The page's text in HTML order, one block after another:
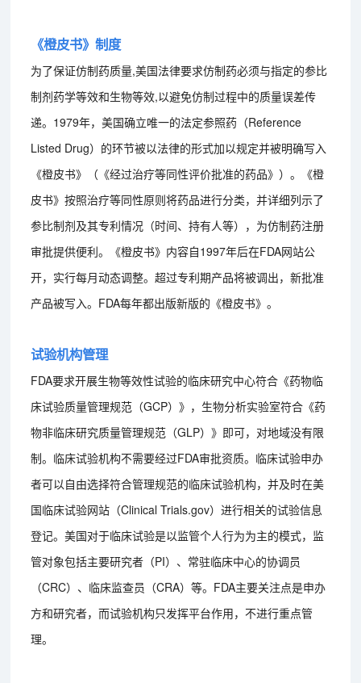
《橙皮书》制度
为了保证仿制药质量,美国法律要求仿制药必须与指定的参比
制剂药学等效和生物等效,以避免仿制过程中的质量误差传
递。1979年，美国确立唯一的法定参照药（Reference
Listed Drug）的环节被以法律的形式加以规定并被明确写入
《橙皮书》（《经过治疗等同性评价批准的药品》）。《橙
皮书》按照治疗等同性原则将药品进行分类，并详细列示了
参比制剂及其专利情况（时间、持有人等），为仿制药注册
审批提供便利。《橙皮书》内容自1997年后在FDA网站公
开，实行每月动态调整。超过专利期产品将被调出，新批准
产品被写入。FDA每年都出版新版的《橙皮书》。
试验机构管理
FDA要求开展生物等效性试验的临床研究中心符合《药物临
床试验质量管理规范（GCP）》，生物分析实验室符合《药
物非临床研究质量管理规范（GLP）》即可，对地域没有限
制。临床试验机构不需要经过FDA审批资质。临床试验申办
者可以自由选择符合管理规范的临床试验机构，并及时在美
国临床试验网站（Clinical Trials.gov）进行相关的试验信息
登记。美国对于临床试验是以监管个人行为为主的模式，监
管对象包括主要研究者（PI）、常驻临床中心的协调员
（CRC）、临床监查员（CRA）等。FDA主要关注点是申办
方和研究者，而试验机构只发挥平台作用，不进行重点管
理。